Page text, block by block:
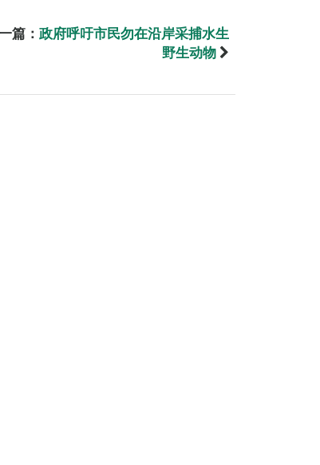
篇： 政府呼吁市民勿在沿岸采捕水生
野生动物